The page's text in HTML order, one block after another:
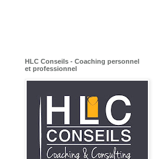
HLC Conseils - Coaching personnel
et professionnel